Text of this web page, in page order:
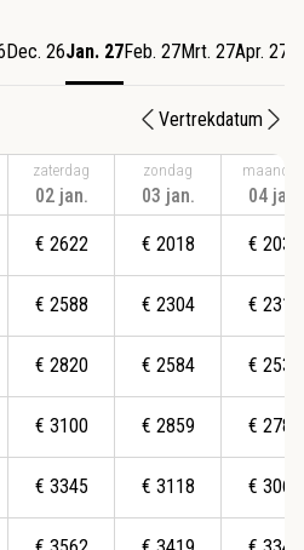
Dec. 26Jan. 27Feb. 27Mrt. 27Apr. 27
Vertrekdatum
zaterdag
02 jan.
€ 2622
€ 2588
€ 2820
€ 3100
€ 3345
zondag
03 jan.
€ 2018
€ 2304
€ 2584
€ 2859
€ 3118
04 jan.
€ 2035
€ 2315
€ 2533
€ 2786
€ 3066